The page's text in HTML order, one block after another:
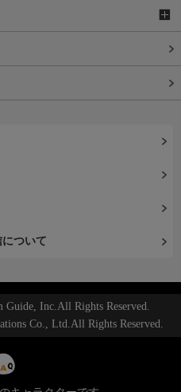
ついて
Inc.All Rights Reserved.
Co., Ltd.All Rights Reserved.